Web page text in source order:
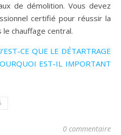
de démolition. Vous devez
certifié pour réussir la
le chauffage central.
CE QUE LE DÉTARTRAGE
EST-IL IMPORTANT
0 commentaire